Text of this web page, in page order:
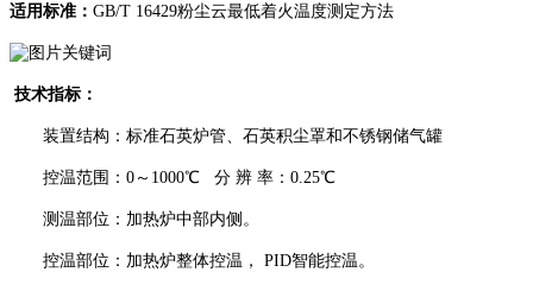
适用标准： GB/T 16429粉尘云最低着火温度测定方法
技术指标：
装置结构：标准石英炉管、石英积尘罩和不锈钢储气罐
控温范围：0～1000℃ 分 辨 率：0.25℃
测温部位：加热炉中部内侧。
控温部位：加热炉整体控温， PID智能控温。